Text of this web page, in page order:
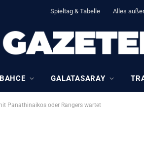
Spieltag & Tabelle Alles
GALATASARAY
Panathinaikos oder Rangers wartet